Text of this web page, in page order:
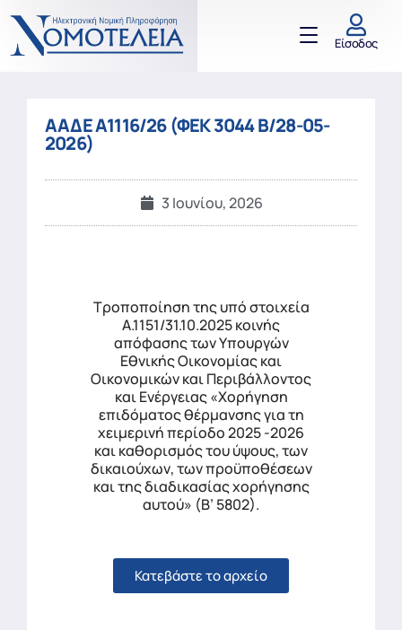
Είσοδος
ΑΑΔΕ Α1116/26 (ΦΕΚ 3044 Β/28-05-
2026)
3 Ιουνίου, 2026
Τροποποίηση της υπό στοιχεία
Α.1151/31.10.2025 κοινής
απόφασης των Υπουργών
Εθνικής Οικονομίας και
Οικονομικών και Περιβάλλοντος
και Ενέργειας «Χορήγηση
επιδόματος θέρμανσης για τη
χειμερινή περίοδο 2025 -2026
και καθορισμός του ύψους, των
δικαιούχων, των προϋποθέσεων
και της διαδικασίας χορήγησης
αυτού» (Β’ 5802).
Κατεβάστε το αρχείο